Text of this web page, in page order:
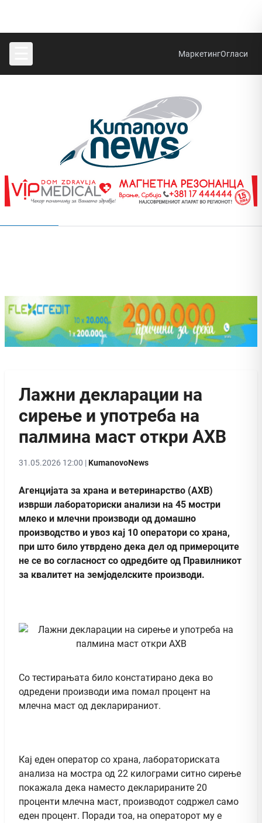
МаркетингОгласи
Лажни декларации на
сирење и употреба на
палмина маст откри АХВ
31.05.2026 12:00 |KumanovoNews
Агенцијата за храна и ветеринарство (АХВ)
изврши лабораториски анализи на 45 мостри
млеко и млечни производи од домашно
производство и увоз кај 10 оператори со храна,
при што било утврдено дека дел од примероците
не се во согласност со одредбите од Правилникот
за квалитет на земјоделските производи.
Со тестирањата било констатирано дека во
одредени производи има помал процент на
млечна маст од декларираниот.
Кај еден оператор со храна, лабораториската
анализа на мостра од 22 килограми ситно сирење
покажала дека наместо декларираните 20
проценти млечна маст, производот содржел само
еден процент. Поради тоа, на операторот му е